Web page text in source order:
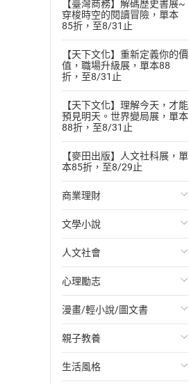
【臺灣商務】解碼歷史書展~
穿梭時空的閱讀冒險，單本
85折，至8/31止
【天下文化】重新定義你的價
值，職場升級展，單本88
折，至8/31止
【天下文化】理解今天，才能
預見明天。世界變局展，單本
88折，至8/31止
【麥田出版】人文社科展，單
本85折，至8/29止
商業理財
投資理財
經濟/趨勢
財務/金融
管理/領導
職場工作術
成功法
文學小說
歐美文學
日本文學
韓國文學
華文文學
經典文學
人文社會
國際關係
政治
社會科學
台灣/中國歷史
心理勵志
心靈成長/情緒
人際關係
兩性關係
漫畫/輕小說/圖文書
輕小說
奇幻/科幻
親子教養
教育現場
生活風格